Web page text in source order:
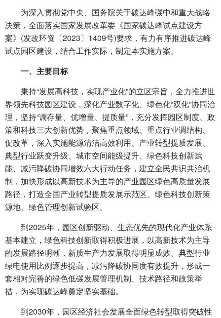
为深入贯彻党中央、国务院关于碳达峰碳中和重大战略
决策，全面落实国家发展改革委《国家碳达峰试点建设方
案》(发改环资〔2023〕1409号)要求，有力有序推进碳达峰
试点园区建设，结合工作实际，制定本实施方案。
一、主要目标
秉持“发展高科技，实现产业化”的立区宗旨，全力推进世
界领先科技园区建设，深化产业数字化、绿色化“双化”协同治
理，坚持“调存量、优增量、提质量”，充分发挥园区制度、政
策和科技三大创新优势，聚焦重点领域、重点行业调结构、
促改革，深入实施能源清洁高效利用、产业转型提质发展、
典型行业跃变升级、城市空间能级提升、绿色科技创新赋
能、减污降碳协同增效六大行动任务，建立全民共识共治机
制，加快形成以高新技术为主导的产业园区绿色高质量发展
路径，打造全国产业转型提质发展示范区、绿色科技创新策
源地、绿色管理创新试验区。
到2025年，园区创新驱动、生态优先的现代化产业体系
基本建立，绿色科技创新取得积极进展，以高新技术为主导
的发展路径明晰，新质生产力发展取得明显成效。典型行业
绿电使用比例逐步提高，减污降碳协同度有效提升，形成一
套相对完善的绿色低碳发展管理机制、技术路径和政策举
措，为实现碳达峰奠定坚实基础。
到2030年，园区经济社会发展全面绿色转型取得突破性